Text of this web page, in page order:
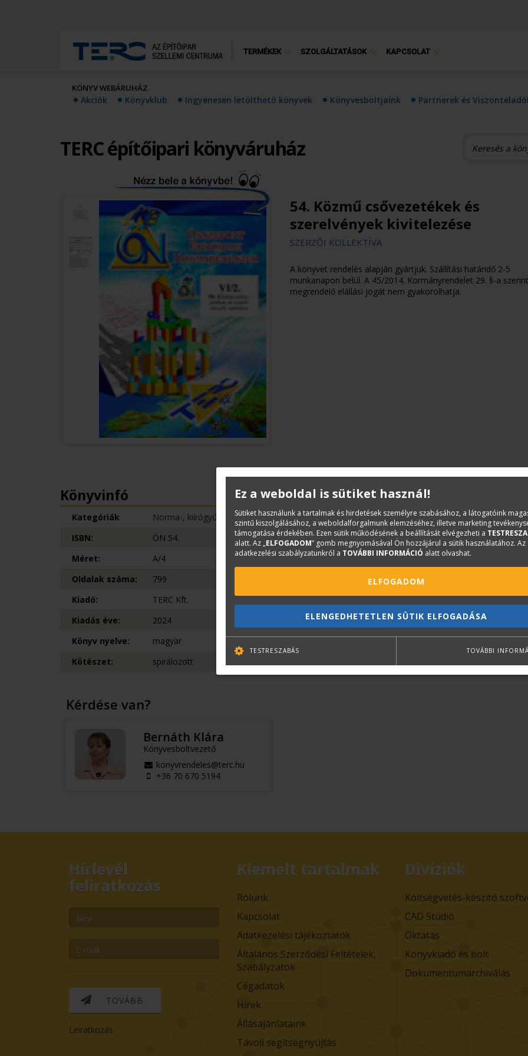
TERMÉKEK SZOLGÁLTATÁSOK KAPCSOLAT
KÖNYV WEBÁRUHÁZ
Akciók Könyvklub Ingyenesen letölthető könyvek Könyvesboltjaink Partnerek és
TERC építőipari könyváruház
54. Közmű csővezetékek és
szerelvények kivitelezése
SZERZŐI KOLLEKTÍVA
A könyvet rendelés alapján gyártjuk. Szállítási határidő 2-5
munkanapon belül. A 45/2014. Kormányrendelet 29. §-a
megrendelő elállási jogát nem gyakorolhatja.
Leírás
Összevont Építőipari Normarendszer ÖN VI/
54. Közmű csővezetékek és szerelvények kivitelezése
Könyvinfó
Kategóriák
Norma-, kiírógyűjtemények
ISBN:
ÖN 54.
Méret:
A/4
Oldalak száma:
799
Kiadó:
TERC Kft.
Kiadás éve:
2024
Könyv nyelve:
magyar
Kötészet:
spirálozott
Kérdése van?
Bernáth Klára
Könyvesboltvezető
konyvrendeles@terc.hu
+36 70 670 5194
Hírlevél
feliratkozás
TOVÁBB
Leiratkozás
Kiemelt tartalmak
Rólunk
Kapcsolat
Adatkezelési tájékoztatók
Általános Szerződési Feltételek,
Szabályzatok
Cégadatok
Hírek
Állásajánlataink
Távoli segítségnyújtás
Divíziók
Költségvetés-készítő
CAD Stúdió
Oktatás
Könyvkiadó és bolt
Dokumentumarchiválás
Ez a weboldal is sütiket használ!
Sütiket használunk a tartalmak és hirdetések személyre szabásához, a látogatóink
szintű kiszolgálásához, a weboldalforgalmunk elemzéséhez, illetve marketing
támogatása érdekében. Ezen sütik működésének a beállítását elvégezheti a
alatt. Az „ELFOGADOM” gomb megnyomásával Ön hozzájárul a sütik használatához. Az
adatkezelési szabályzatunkról a TOVÁBBI INFORMÁCIÓ alatt olvashat.
ELFOGADOM
ELENGEDHETETLEN SÜTIK ELFOGADÁSA
TESTRESZABÁS TOVÁBBI